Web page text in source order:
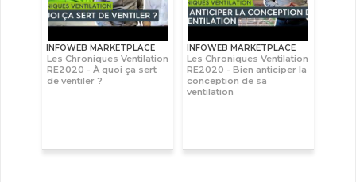
INFOWEB MARKETPLACE
Les Chroniques Ventilation
RE2020 - À quoi ça sert
de ventiler ?
INFOWEB MARKETPLACE
Les Chroniques Ventilation
RE2020 - Bien anticiper la
conception de sa
ventilation